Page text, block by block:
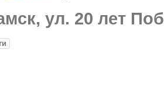
ул. 20 лет